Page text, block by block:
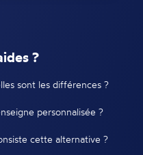
?
sont les différences ?
personnalisée ?
cette alternative ?